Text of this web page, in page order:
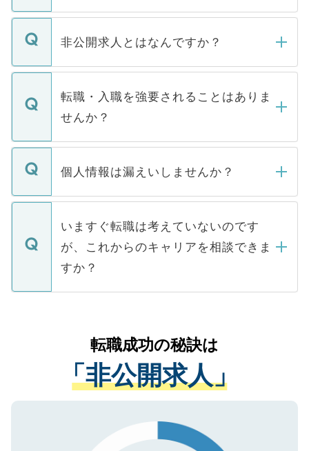
ご登録いただきましたら、弊社担当者がご
登録内容を確認し、その後メールもしくは
ます。通常、5営業日以内にはご連絡をせて
いただきますので、しばらくお待ちくださ
非公開求人とはなんですか？
マイナビDOCTORで取り扱っている求人の
うち約3割は、Webサイトからご覧いただ
けない「非公開求人」です。非公開求人は
下記の理由によって、一般には公開してい
ません。
■応募殺到を避けるため 人気のある医療機
関を公にしてしまうと、応募が殺到する場
に、医療機関が求める条件に合った人材の
みを人材紹介会社に依頼するケースが増え
ています。
転職・入職を強要されることはありま
せんか？
転職・入職を強要することは一切ありませ
ん。また、仮に応募先から内定をいただい
定を承諾する必要はありません。内定先へ
の辞退の連絡はキャリアパートナーが行い
個人情報は漏えいしませんか？
個人情報が漏えいすることはありませんの
で、ご安心ください。当サイトからの登録
などで収集したご登録者様の個人情報は、
ご本人のキャリアアップおよび転職活動の
支援を目的に使用いたします。お預かりし
ているすべての個人データはご本人の許可
は、個人情報の取り扱いについての厳密な
管理基準を満たした事業者のみに付与され
る、プライバシーマークを取得済みです。
で、機密保持に関してもご安心ください。
いますぐ転職は考えていないのです
が、これからのキャリアを相談できま
すか？
かがいして、現在の医療機関の状況や紹介
経験をまじえながら、適切なアドバイスを
させていただきます。すぐにご転職をされ
ない方には、長期的なサポートが可能です
ので、まずはご登録ください。
転職成功の秘訣は
「非公開求人」